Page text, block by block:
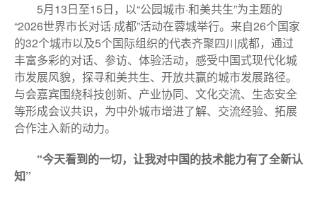
5月13日至15日，以“公园城市·和美共生”为主题的
“2026世界市长对话·成都”活动在蓉城举行。来自26个国家
的32个城市以及5个国际组织的代表齐聚四川成都，通过
丰富多彩的对话、参访、体验活动，感受中国式现代化城
市发展风貌，探寻和美共生、开放共赢的城市发展路径。
与会嘉宾围绕科技创新、产业协同、文化交流、生态安全
等形成会议共识，为中外城市增进了解、交流经验、拓展
合作注入新的动力。
“今天看到的一切，让我对中国的技术能力有了全新认
知”